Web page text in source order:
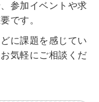
参加イベントや求
です。
に課題を感じてい
気軽にご相談くだ